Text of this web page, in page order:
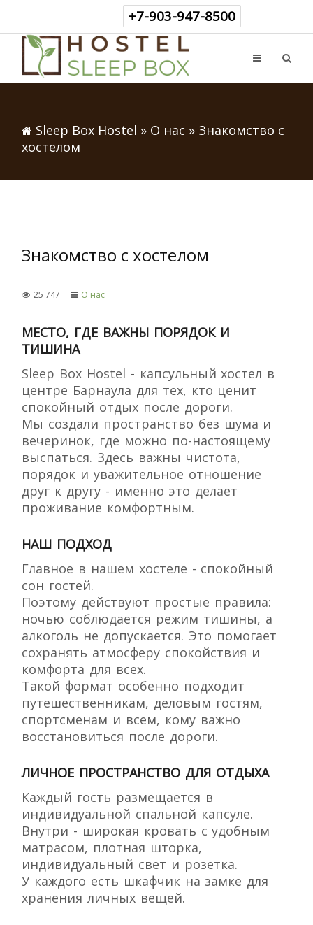
+7-903-947-8500
Sleep Box Hostel » О нас » Знакомство с
хостелом
Знакомство с хостелом
25 747 О нас
МЕСТО, ГДЕ ВАЖНЫ ПОРЯДОК И
ТИШИНА
Sleep Box Hostel - капсульный хостел в
центре Барнаула для тех, кто ценит
спокойный отдых после дороги.
Мы создали пространство без шума и
вечеринок, где можно по-настоящему
выспаться. Здесь важны чистота,
порядок и уважительное отношение
друг к другу - именно это делает
проживание комфортным.
НАШ ПОДХОД
Главное в нашем хостеле - спокойный
сон гостей.
Поэтому действуют простые правила:
ночью соблюдается режим тишины, а
алкоголь не допускается. Это помогает
сохранять атмосферу спокойствия и
комфорта для всех.
Такой формат особенно подходит
путешественникам, деловым гостям,
спортсменам и всем, кому важно
восстановиться после дороги.
ЛИЧНОЕ ПРОСТРАНСТВО ДЛЯ ОТДЫХА
Каждый гость размещается в
индивидуальной спальной капсуле.
Внутри - широкая кровать с удобным
матрасом, плотная шторка,
индивидуальный свет и розетка.
У каждого есть шкафчик на замке для
хранения личных вещей.